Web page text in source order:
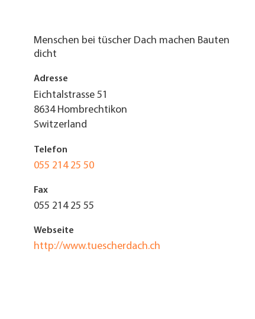
Menschen bei tüscher Dach machen Bauten
dicht
Adresse
Eichtalstrasse 51
8634 Hombrechtikon
Switzerland
Telefon
055 214 25 50
Fax
055 214 25 55
Webseite
http://www.tuescherdach.ch